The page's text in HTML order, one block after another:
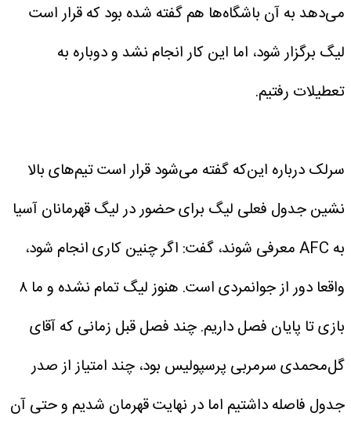
می‌دهد به آن باشگاه‌ها هم گفته شده بود که قرار است
لیگ برگزار شود، اما این کار انجام نشد و دوباره به
تعطیلات رفتیم.
سرلک درباره این‌که گفته می‌شود قرار است تیم‌های بالا
نشین جدول فعلی لیگ برای حضور در لیگ قهرمانان آسیا
به AFC معرفی شوند، گفت: اگر چنین کاری انجام شود،
واقعا دور از جوانمردی است. هنوز لیگ‌ تمام نشده و ما ۸
بازی تا پایان فصل داریم. چند فصل قبل زمانی که آقای
گل‌محمدی سرمربی پرسپولیس بود، چند امتیاز از صدر
جدول فاصله داشتیم اما در نهایت قهرمان شدیم و حتی آن